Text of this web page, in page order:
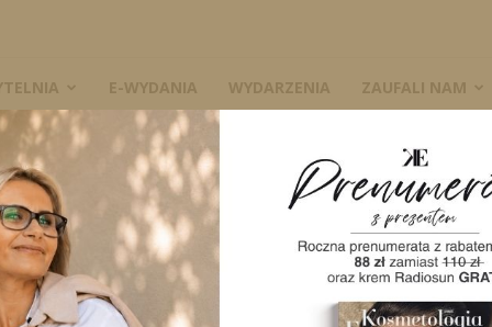
E-WYDANIA WYDARZENIA ZAUFALI NAM